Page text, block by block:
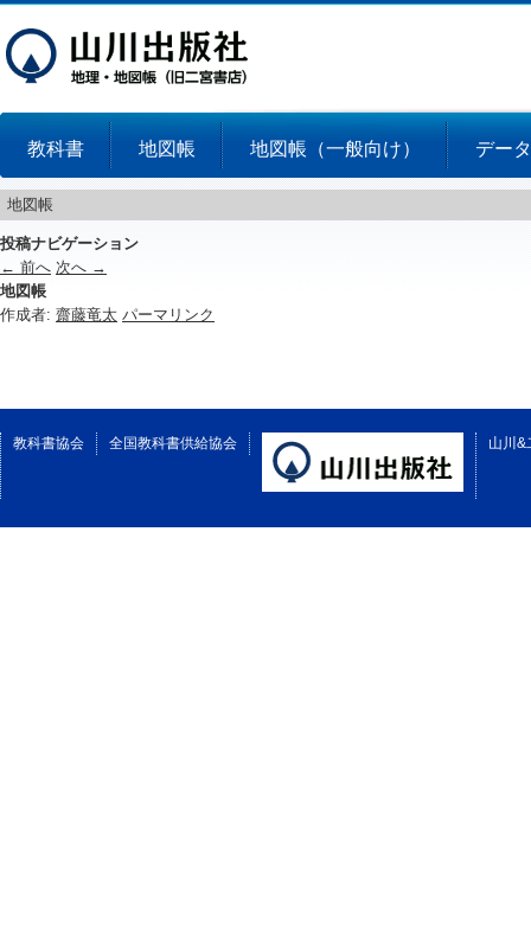
教科書 地図帳 地図帳（一般向け） デー
地図帳
投稿ナビゲーション
← 前へ 次へ →
地図帳
作成者: 齋藤竜太 パーマリンク
教科書協会 全国教科書供給協会 山川&